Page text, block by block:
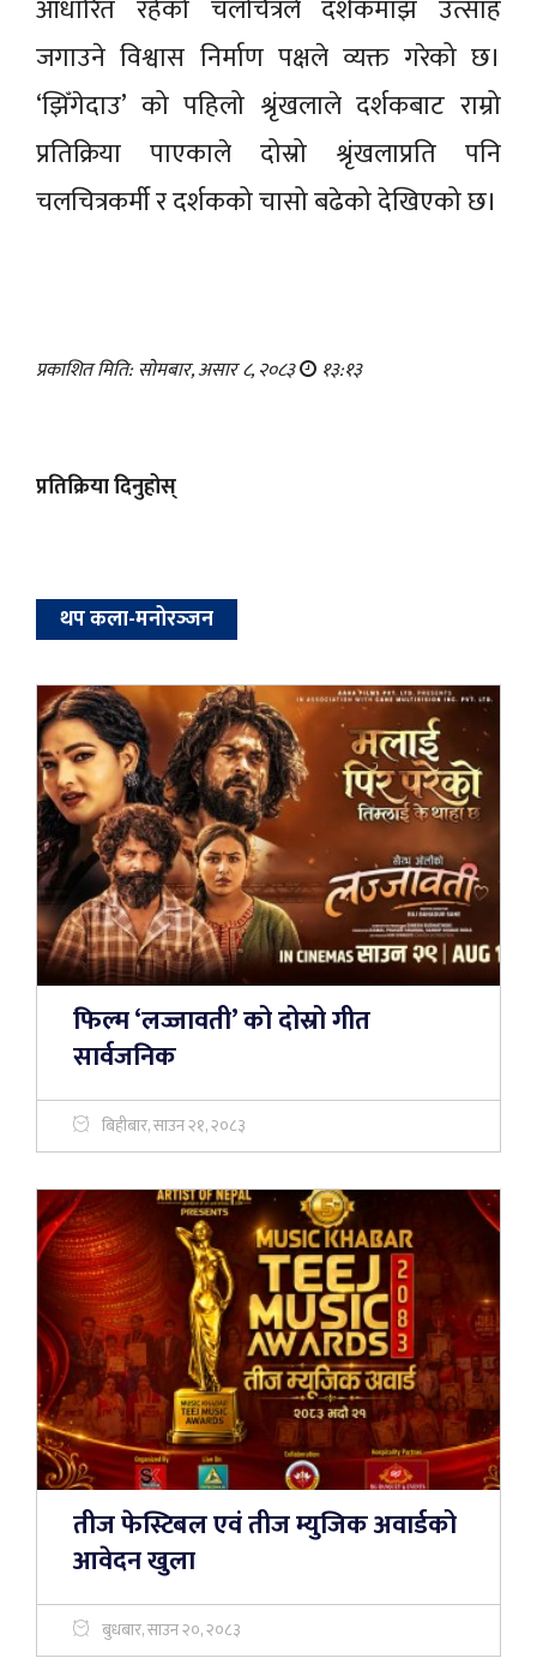
आधारित रहेको चलचित्रले दर्शकमाझ उत्साह
जगाउने विश्वास निर्माण पक्षले व्यक्त गरेको छ।
‘झिँगेदाउ’ को पहिलो श्रृंखलाले दर्शकबाट राम्रो
प्रतिक्रिया पाएकाले दोस्रो श्रृंखलाप्रति पनि
चलचित्रकर्मी र दर्शकको चासो बढेको देखिएको छ।
प्रकाशित मिति: सोमबार, असार ८, २०८३ १३:१३
प्रतिक्रिया दिनुहोस्
थप कला-मनोरञ्‍जन
फिल्म ‘लज्जावती’ को दोस्रो गीत
सार्वजनिक
बिहीबार, साउन २१, २०८३
तीज फेस्टिबल एवं तीज म्युजिक अवार्डको
आवेदन खुला
बुधबार, साउन २०, २०८३